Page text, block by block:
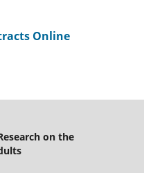
Online
on the